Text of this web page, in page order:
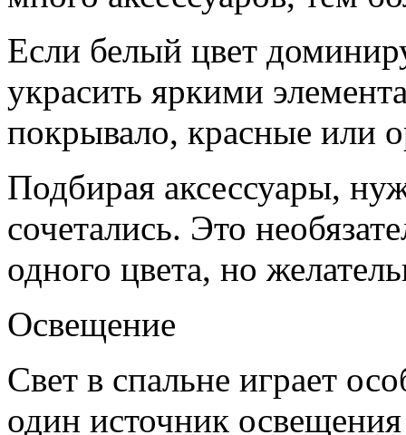
Если белый цвет
украсить яркими
покрывало, красные или
Подбирая аксессуары,
сочетались. Это
одного цвета, но
Освещение
Свет в спальне играет
один источник